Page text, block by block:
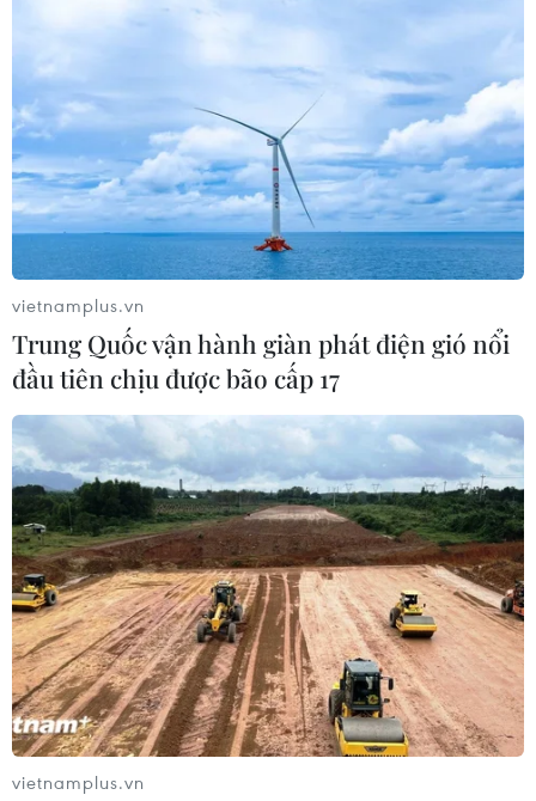
vietnamplus.vn
Trung Quốc vận hành giàn phát điện gió nổi
đầu tiên chịu được bão cấp 17
vietnamplus.vn